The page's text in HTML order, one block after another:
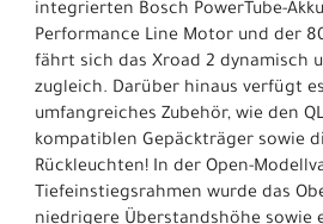
integrierten Bosch PowerTube-
Performance Line Motor und der
fährt sich das Xroad 2 dynamisch
zugleich. Darüber hinaus verfügt
umfangreiches Zubehör, wie den
kompatiblen Gepäckträger sowie
Rückleuchten! In der Open-
Tiefeinstiegsrahmen wurde das